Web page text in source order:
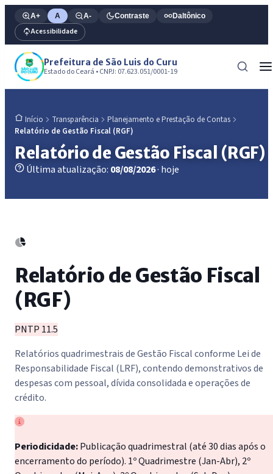
A+ A A- Contraste Daltônico
Acessibilidade
Prefeitura de São Luis do Curu
Estado do Ceará • CNPJ: 07.623.051/0001-19
Início Transparência
Planejamento e Prestação de Contas
Relatório de Gestão Fiscal (RGF)
Relatório de Gestão Fiscal (RGF)
Última atualização: 08/08/2026· hoje
Relatório de Gestão Fiscal
(RGF)
PNTP 11.5
Relatórios quadrimestrais de Gestão Fiscal conforme Lei de
Responsabilidade Fiscal (LRF), contendo demonstrativos de
despesas com pessoal, dívida consolidada e operações de
crédito.
Periodicidade:Publicação quadrimestral (até 30 dias após o
encerramento do período). 1º Quadrimestre (Jan-Abr), 2º